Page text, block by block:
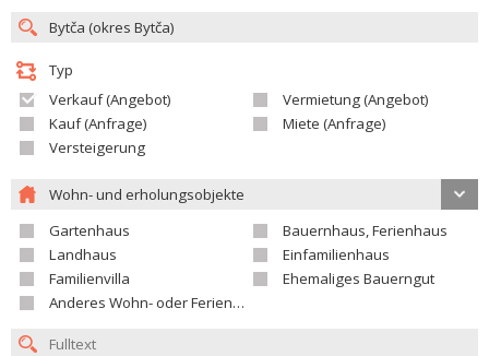
Typ
Verkauf (Angebot)
Vermietung (Angebot)
Kauf (Anfrage)
Miete (Anfrage)
Versteigerung
Wohn- und erholungsobjekte
Gartenhaus
Bauernhaus, Ferienhaus
Landhaus
Einfamilienhaus
Familienvilla
Ehemaliges Bauerngut
Anderes Wohn- oder Ferienobjekt